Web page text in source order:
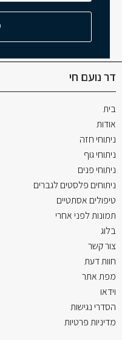
דר נועם חי
בית
אודות
ניתוחי חזה
ניתוחי גוף
ניתוחי פנים
ניתוחים פלסטים לגברים
טיפולים אסתטיים
תמונות לפני אחרי
בלוג
צור קשר
חוות דעת
מפת אתר
וידאו
הסדרי נגישות
מדיניות פרטיות